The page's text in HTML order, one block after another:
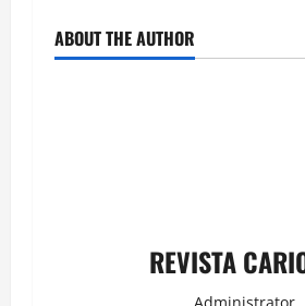
ABOUT THE AUTHOR
REVISTA
Administrator